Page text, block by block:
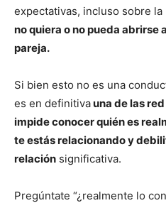
expectativas, incluso sobre la
no quiera o no pueda abrirse
pareja.
Si bien esto no es una
es en definitivauna de las
impide conocer quién es
te estás relacionando y
relación significativa.
Pregúntate “¿realmente lo